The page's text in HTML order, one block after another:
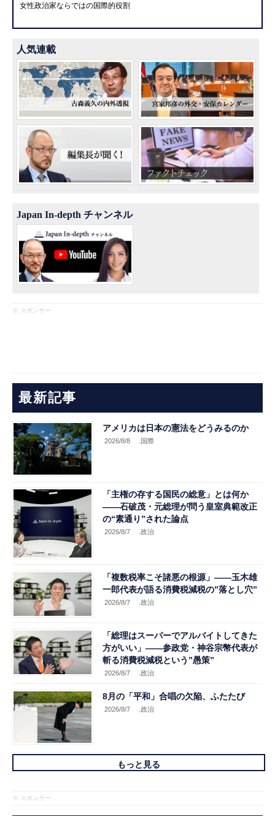
女性政治家ならではの国際的役割
人気連載
Japan In-depth チャンネル
※ スポンサー
最新記事
アメリカは日本の憲法をどうみるのか
2026/8/8 .国際
「主権の存する国民の総意」とは何か
――石破茂・元総理が問う皇室典範改正
の“素通り”された論点
2026/8/7 .政治
「複数税率こそ諸悪の根源」――玉木雄
一郎代表が語る消費税減税の”落とし穴”
2026/8/7 .政治
「総理はスーパーでアルバイトしてきた
方がいい」――参政党・神谷宗幣代表が
斬る消費税減税という”愚策”
2026/8/7 .政治
8月の「平和」合唱の欠陥、ふたたび
2026/8/7 .政治
もっと見る
※ スポンサー